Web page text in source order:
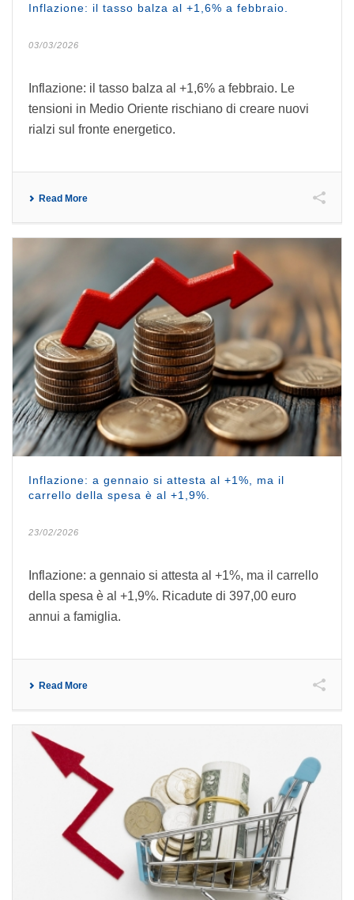
Inflazione: il tasso balza al +1,6% a febbraio.
03/03/2026
Inflazione: il tasso balza al +1,6% a febbraio. Le
tensioni in Medio Oriente rischiano di creare nuovi
rialzi sul fronte energetico.
Read More
Inflazione: a gennaio si attesta al +1%, ma il
carrello della spesa è al +1,9%.
23/02/2026
Inflazione: a gennaio si attesta al +1%, ma il carrello
della spesa è al +1,9%. Ricadute di 397,00 euro
annui a famiglia.
Read More